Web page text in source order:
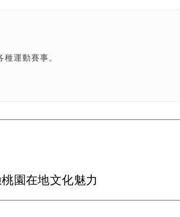
運動賽事。
園在地文化魅力